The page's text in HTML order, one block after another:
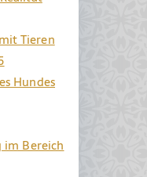
Tieren
Hundes
Bereich